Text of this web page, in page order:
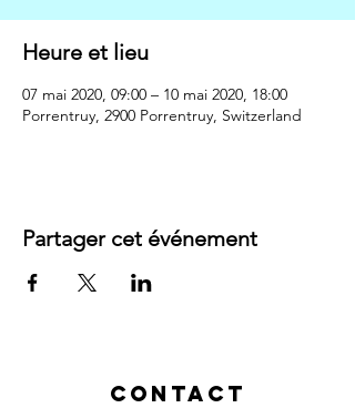
Heure et lieu
07 mai 2020, 09:00 – 10 mai 2020, 18:00
Porrentruy, 2900 Porrentruy, Switzerland
Partager cet événement
Contact